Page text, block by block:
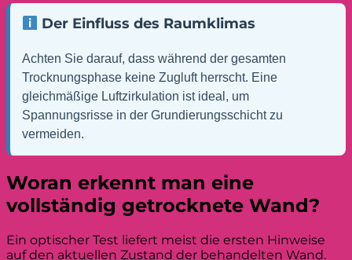
Der Einfluss des Raumklimas
Achten Sie darauf, dass während der gesamten
Trocknungsphase keine Zugluft herrscht. Eine
gleichmäßige Luftzirkulation ist ideal, um
Spannungsrisse in der Grundierungsschicht zu
vermeiden.
Woran erkennt man eine
vollständig getrocknete Wand?
Ein optischer Test liefert meist die ersten Hinweise
auf den aktuellen Zustand der behandelten Wand.